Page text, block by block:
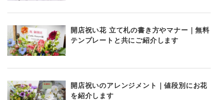
開店祝い花 立て札の書き方やマナー｜無料
テンプレートと共にご紹介します
開店祝いのアレンジメント｜値段別にお花
を紹介します